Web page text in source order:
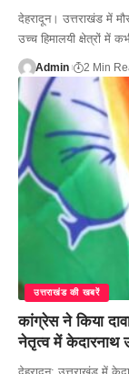
देहरादून। उत्तराखंड में
उच्च हिमालयी क्षेत्रों में
Admin 2 Min
उत्तराखंड की खबरें
कांग्रेस ने किया
नेतृत्व में केदारनाथ